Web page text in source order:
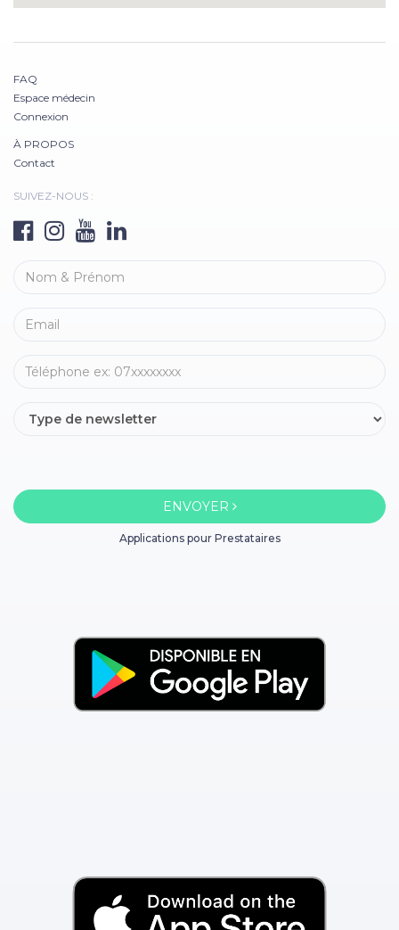
FAQ
Espace médecin
Connexion
À PROPOS
Contact
SUIVEZ-NOUS :
ENVOYER
Applications pour Prestataires